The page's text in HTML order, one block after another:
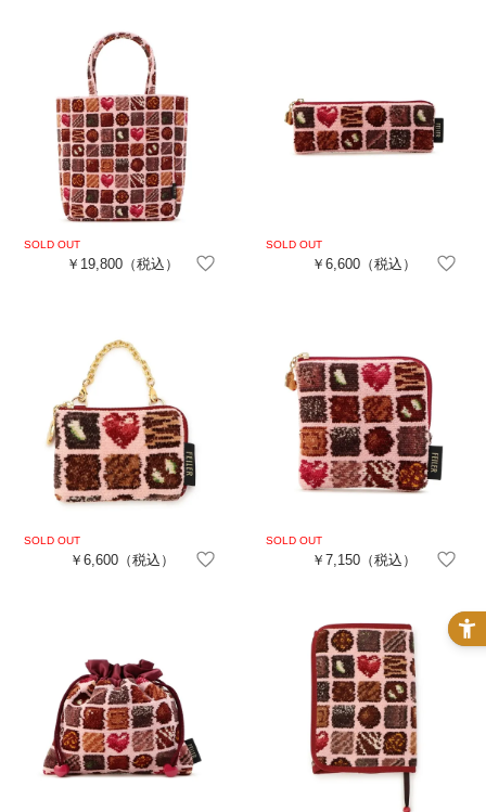
￥19,800（税込） ￥6,600（税込）
￥6,600 （税込） ￥7,150（税込）